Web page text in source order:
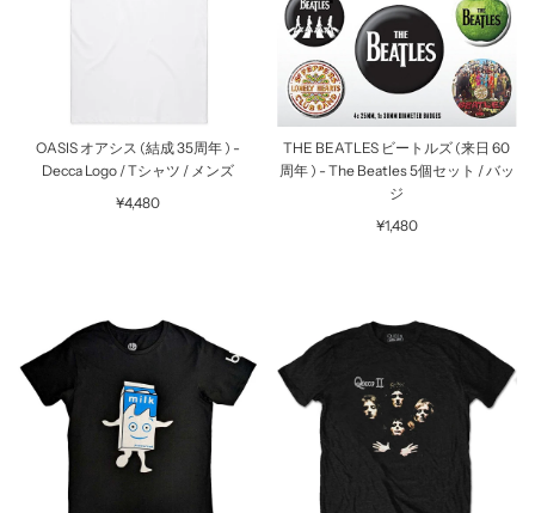
OASIS オアシス (結成 35周年 ) -
Decca Logo / Tシャツ / メンズ
¥4,480
THE BEATLES ビートルズ (来日 60
周年 ) - The Beatles 5個セット / バッ
ジ
¥1,480